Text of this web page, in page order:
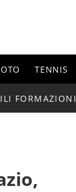
TENNIS
FORMAZIONI